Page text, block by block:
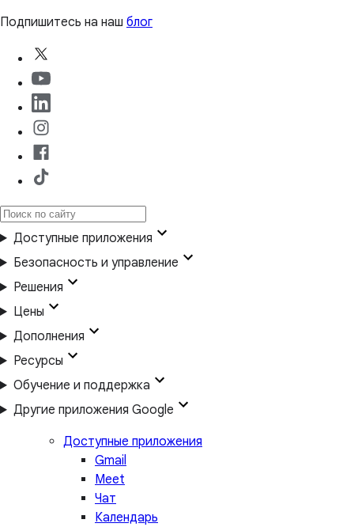
Подпишитесь на наш блог
Доступные приложения
Безопасность и управление
Решения
Цены
Дополнения
Ресурсы
Обучение и поддержка
Другие приложения Google
Доступные приложения
Gmail
Meet
Чат
Календарь